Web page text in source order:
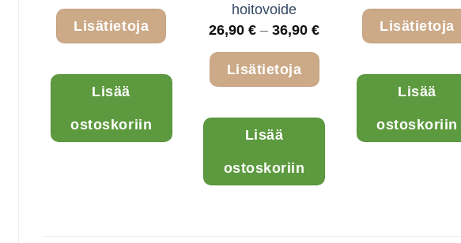
-
57,90 €
Lisätietoja
Lisää
ostoskoriin
tuotteella
useampi
muunnelma.
hoitovoide
26,90€ – 36,90€Hintaluokka:
26,90 €
-
36,90 €
Lisätietoja
Lisää
ostoskoriin
tuotteella
useampi
Lisätietoja
Lisää
ostoskoriin